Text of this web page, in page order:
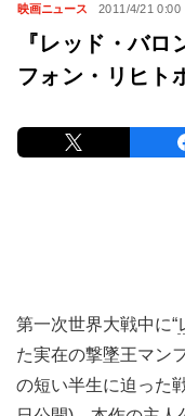
映画ニュース 2011/4/21 0:00
『レッド・バロ
フォン・リヒト
第一次世界大戦中に“
た実在の撃墜王マン
の短い半生に迫った